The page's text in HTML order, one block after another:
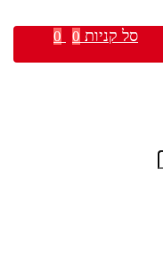
סל קניות 0
0